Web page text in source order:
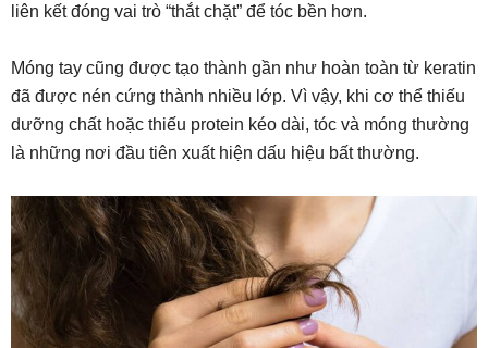
liên kết đóng vai trò “thắt chặt” để tóc bền hơn.
Móng tay cũng được tạo thành gần như hoàn toàn từ keratin
đã được nén cứng thành nhiều lớp. Vì vậy, khi cơ thể thiếu
dưỡng chất hoặc thiếu protein kéo dài, tóc và móng thường
là những nơi đầu tiên xuất hiện dấu hiệu bất thường.